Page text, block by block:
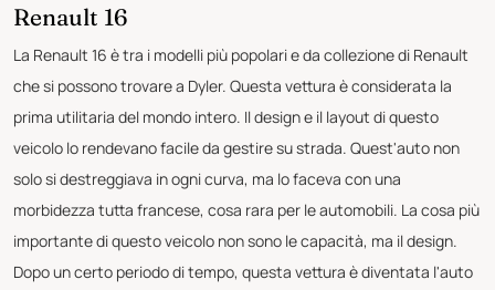
Renault 16
La Renault 16 è tra i modelli più popolari e da collezione di Renault
che si possono trovare a Dyler. Questa vettura è considerata la
prima utilitaria del mondo intero. Il design e il layout di questo
veicolo lo rendevano facile da gestire su strada. Quest'auto non
solo si destreggiava in ogni curva, ma lo faceva con una
morbidezza tutta francese, cosa rara per le automobili. La cosa più
importante di questo veicolo non sono le capacità, ma il design.
Dopo un certo periodo di tempo, questa vettura è diventata l'auto